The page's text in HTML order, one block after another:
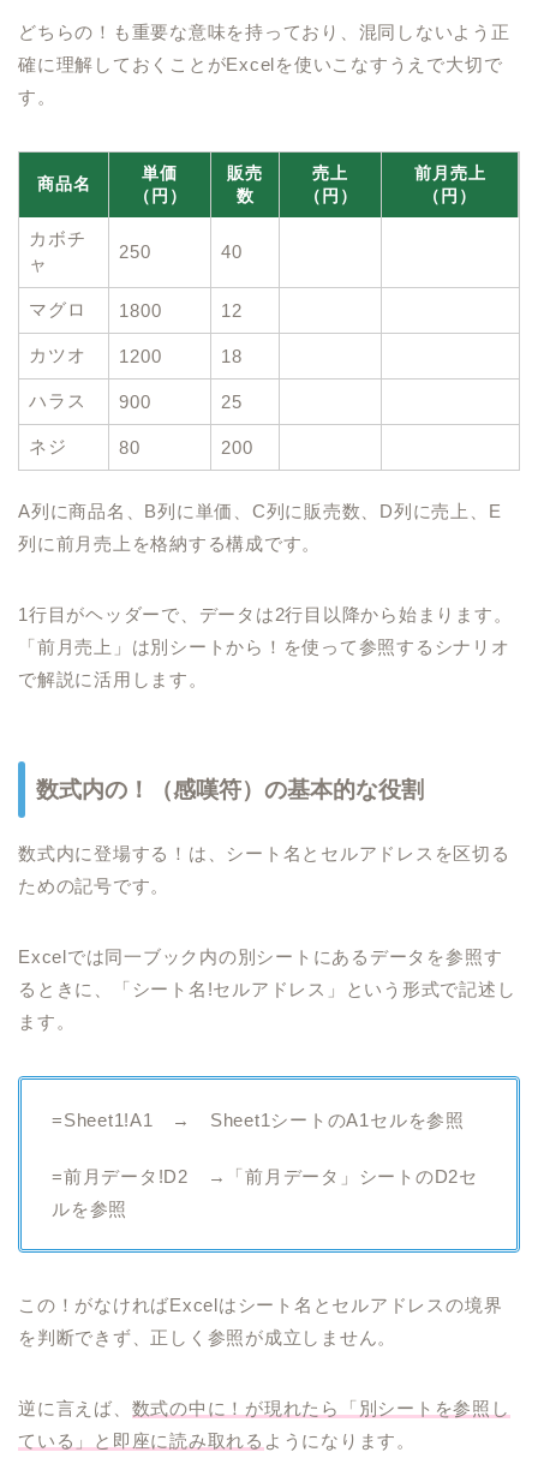
どちらの！も重要な意味を持っており、混同しないよう正
確に理解しておくことがExcelを使いこなすうえで大切で
す。
商品名
単価
（円）
販売
数
売上
（円）
前月売上
（円）
カボチ
ャ
250 40
マグロ 1800 12
カツオ 1200 18
ハラス 900 25
ネジ 80 200
A列に商品名、B列に単価、C列に販売数、D列に売上、E
列に前月売上を格納する構成です。
1行目がヘッダーで、データは2行目以降から始まります。
「前月売上」は別シートから！を使って参照するシナリオ
で解説に活用します。
数式内の！（感嘆符）の基本的な役割
数式内に登場する！は、シート名とセルアドレスを区切る
ための記号です。
Excelでは同一ブック内の別シートにあるデータを参照す
るときに、「シート名!セルアドレス」という形式で記述し
ます。
=Sheet1!A1 → Sheet1シートのA1セルを参照
=前月データ!D2 →「前月データ」シートのD2セ
ルを参照
この！がなければExcelはシート名とセルアドレスの境界
を判断できず、正しく参照が成立しません。
逆に言えば、 数式の中に！が現れたら「別シートを参照し
ている」と即座に読み取れる ようになります。